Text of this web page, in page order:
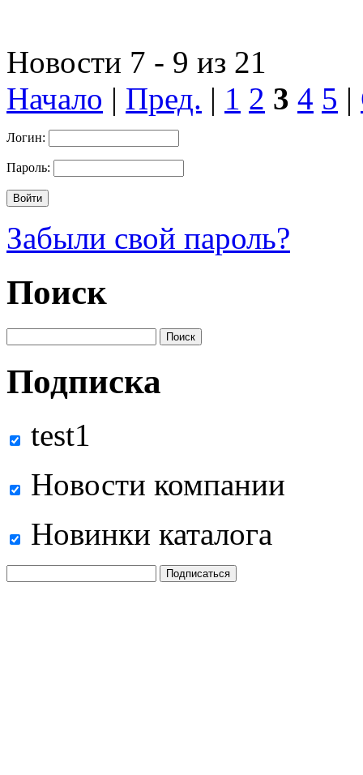
Новости 7 - 9 из 21
Начало | Пред. | 1 2 3 4 5 |
Логин:
Пароль:
Забыли свой пароль?
Поиск
Подписка
test1
Новости компании
Новинки каталога